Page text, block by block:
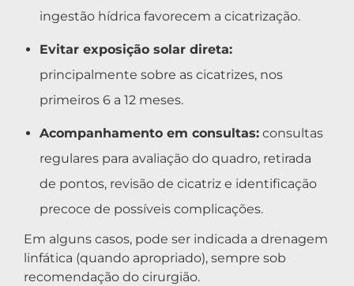
ingestão hídrica favorecem a cicatrização.
Evitar exposição solar direta:
principalmente sobre as cicatrizes, nos
primeiros 6 a 12 meses.
Acompanhamento em consultas: consultas
regulares para avaliação do quadro, retirada
de pontos, revisão de cicatriz e identificação
precoce de possíveis complicações.
Em alguns casos, pode ser indicada a drenagem
linfática (quando apropriado), sempre sob
recomendação do cirurgião.